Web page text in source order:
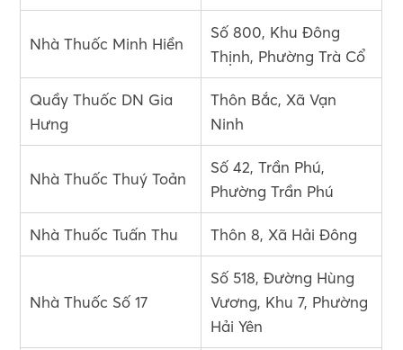
Nhà Thuốc Minh Hiền
Số 800, Khu Đông
Thịnh, Phường Trà Cổ
Quầy Thuốc DN Gia
Hưng
Thôn Bắc, Xã Vạn
Ninh
Nhà Thuốc Thuý Toản
Số 42, Trần Phú,
Phường Trần Phú
Nhà Thuốc Tuấn Thu Thôn 8, Xã Hải Đông
Nhà Thuốc Số 17
Số 518, Đường Hùng
Vương, Khu 7, Phường
Hải Yên